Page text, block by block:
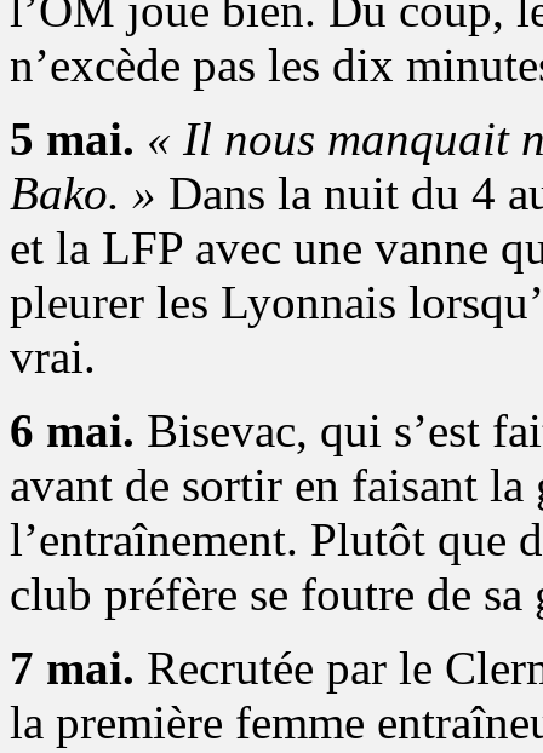
n’excède pas les dix
5 mai. « Il nous manquait
Bako. » Dans la nuit du 4
et la LFP avec une vanne
pleurer les Lyonnais
vrai.
6 mai. Bisevac, qui s’est
avant de sortir en faisant la
l’entraînement. Plutôt que
club préfère se foutre de
7 mai. Recrutée par le
la première femme